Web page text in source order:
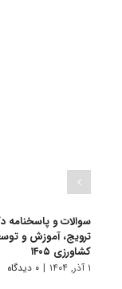
سوالات و پاسخنامه
ترویج، آموزش و
کشاورزی ۱۴۰۵
۱ آذر, ۱۴۰۴ | ۰ دیدگاه